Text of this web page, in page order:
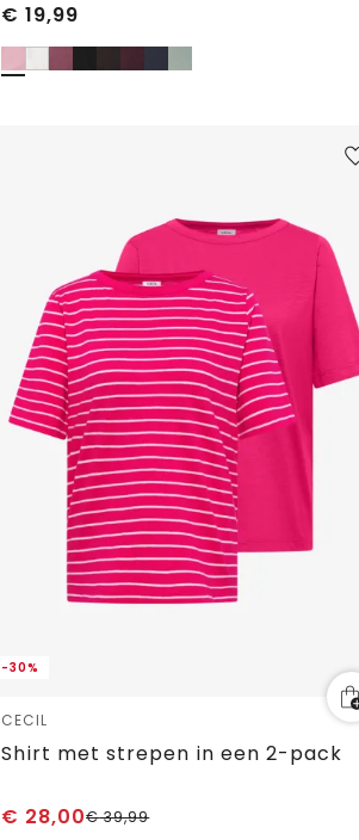
€ 19,99
-30%
CECIL
Shirt met strepen in een 2-pack
€ 28,00€39,99